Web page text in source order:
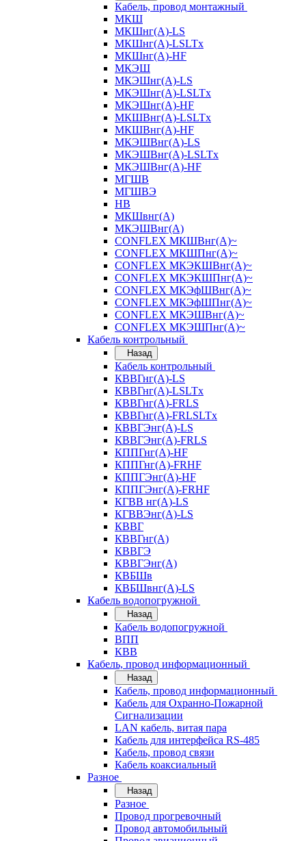
Кабель, провод монтажный
МКШ
МКШнг(А)-LS
МКШнг(А)-LSLTx
МКШнг(А)-HF
МКЭШ
МКЭШнг(А)-LS
МКЭШнг(А)-LSLTx
МКЭШнг(А)-HF
МКШВнг(A)-LSLTx
МКШВнг(А)-HF
МКЭШВнг(А)-LS
МКЭШВнг(A)-LSLTx
МКЭШВнг(А)-HF
МГШВ
МГШВЭ
НВ
МКШвнг(А)
МКЭШВнг(А)
CONFLEX МКШВнг(А)~
CONFLEX МКШПнг(А)~
CONFLEX МКЭКШВнг(А)~
CONFLEX МКЭКШПнг(А)~
CONFLEX МКЭфШВнг(А)~
CONFLEX МКЭфШПнг(А)~
CONFLEX МКЭШВнг(А)~
CONFLEX МКЭШПнг(А)~
Кабель контрольный
Назад
Кабель контрольный
КВВГнг(А)-LS
КВВГнг(А)-LSLTx
КВВГнг(А)-FRLS
КВВГнг(А)-FRLSLTx
КВВГЭнг(А)-LS
КВВГЭнг(А)-FRLS
КППГнг(А)-HF
КППГнг(А)-FRHF
КППГЭнг(А)-HF
КППГЭнг(А)-FRHF
КГВВ нг(А)-LS
КГВВЭнг(А)-LS
КВВГ
КВВГнг(А)
КВВГЭ
КВВГЭнг(А)
КВБШв
КВБШвнг(А)-LS
Кабель водопогружной
Назад
Кабель водопогружной
ВПП
КВВ
Кабель, провод информационный
Назад
Кабель, провод информационный
Кабель для Охранно-Пожарной
Сигнализации
LAN кабель, витая пара
Кабель для интерфейса RS-485
Кабель, провод связи
Кабель коаксиальный
Разное
Назад
Разное
Провод прогревочный
Провод автомобильный